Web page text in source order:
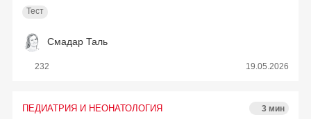
Тест
Смадар Таль
232 19.05.2026
ПЕДИАТРИЯ И НЕОНАТОЛОГИЯ 3 мин